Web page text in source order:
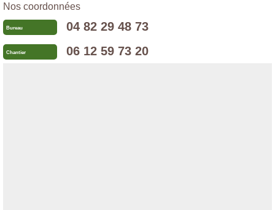
Nos coordonnées
Bureau 04 82 29 48 73
Chantier 06 12 59 73 20